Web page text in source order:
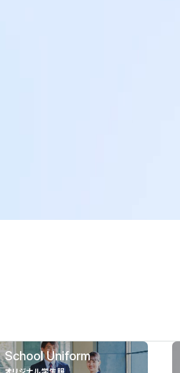
School Uniform
オリジナル学生服